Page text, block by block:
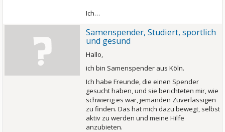
Ich…
Samenspender, Studiert, sportlich
und gesund
Hallo,
ich bin Samenspender aus Köln.
Ich habe Freunde, die einen Spender
gesucht haben, und sie berichteten mir, wie
schwierig es war, jemanden Zuverlässigen
zu finden. Das hat mich dazu bewegt, selbst
aktiv zu werden und meine Hilfe
anzubieten.